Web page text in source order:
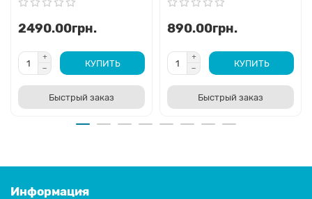
2490.00грн.
КУПИТЬ
Быстрый заказ
890.00грн.
КУПИТЬ
Быстрый заказ
Информация